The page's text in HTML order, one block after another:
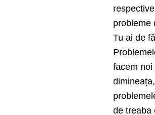
probleme
Tu ai de
facem noi
de treaba